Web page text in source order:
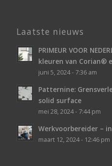
Laatste nieuws
PRIMEUR VOOR
kleuren van Corian®
juni 5, 2024 - 7:36 am
Patternine:
solid surface
mei 28, 2024 - 7:44 pm
Werkvoorbereider –
maart 12, 2024 - 12:46 pm